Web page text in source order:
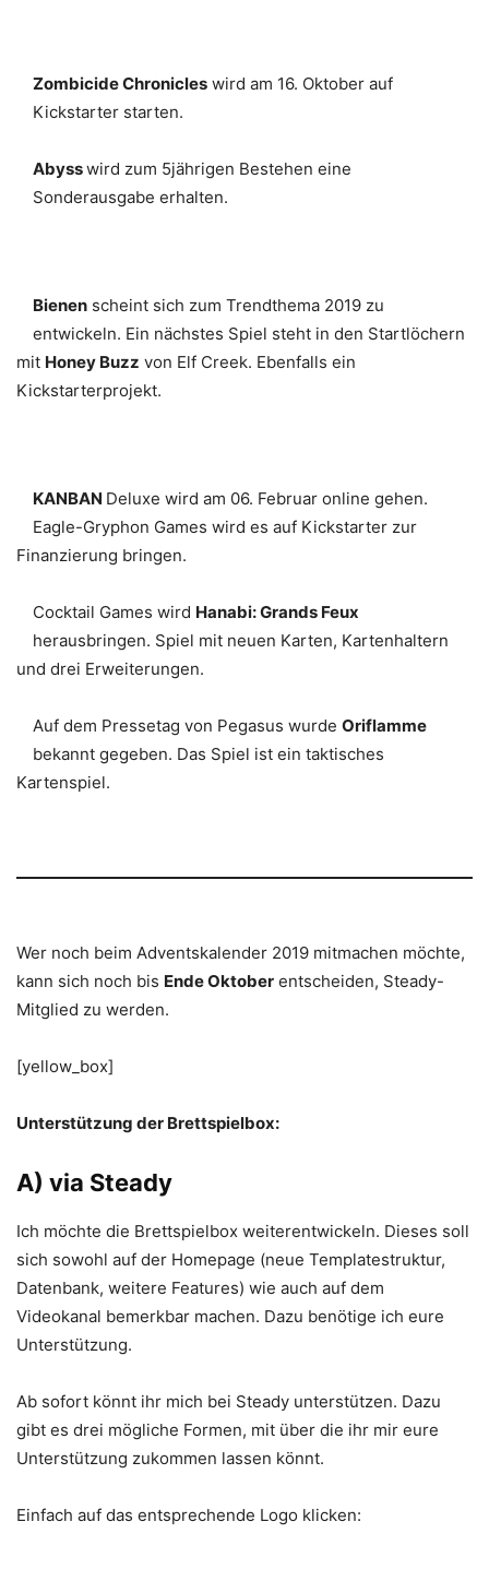
Zombicide Chronicles wird am 16. Oktober auf
Kickstarter starten.
Abysswird zum 5jährigen Bestehen eine
Sonderausgabe erhalten.
Bienen scheint sich zum Trendthema 2019 zu
entwickeln. Ein nächstes Spiel steht in den Startlöchern
mit Honey Buzz von Elf Creek. Ebenfalls ein
Kickstarterprojekt.
KANBAN Deluxe wird am 06. Februar online gehen.
Eagle-Gryphon Games wird es auf Kickstarter zur
Finanzierung bringen.
Cocktail Games wird Hanabi: Grands Feux
herausbringen. Spiel mit neuen Karten, Kartenhaltern
und drei Erweiterungen.
Auf dem Pressetag von Pegasus wurde Oriflamme
bekannt gegeben. Das Spiel ist ein taktisches
Kartenspiel.
Wer noch beim Adventskalender 2019 mitmachen möchte,
kann sich noch bis Ende Oktober entscheiden, Steady-
Mitglied zu werden.
[yellow_box]
Unterstützung der Brettspielbox:
A) via Steady
Ich möchte die Brettspielbox weiterentwickeln. Dieses soll
sich sowohl auf der Homepage (neue Templatestruktur,
Datenbank, weitere Features) wie auch auf dem
Videokanal bemerkbar machen. Dazu benötige ich eure
Unterstützung.
Ab sofort könnt ihr mich bei Steady unterstützen. Dazu
gibt es drei mögliche Formen, mit über die ihr mir eure
Unterstützung zukommen lassen könnt.
Einfach auf das entsprechende Logo klicken: